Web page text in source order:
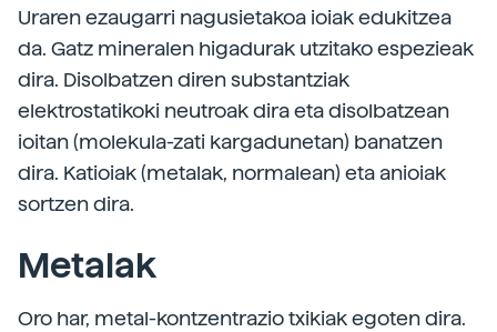
Uraren ezaugarri nagusietakoa ioiak edukitzea
da. Gatz mineralen higadurak utzitako espezieak
dira. Disolbatzen diren substantziak
elektrostatikoki neutroak dira eta disolbatzean
ioitan (molekula-zati kargadunetan) banatzen
dira. Katioiak (metalak, normalean) eta anioiak
sortzen dira.
Metalak
Oro har, metal-kontzentrazio txikiak egoten dira.